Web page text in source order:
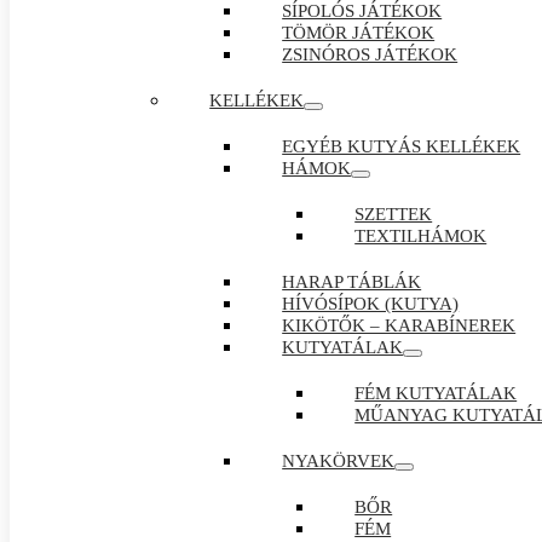
SÍPOLÓS JÁTÉKOK
TÖMÖR JÁTÉKOK
ZSINÓROS JÁTÉKOK
KELLÉKEK
EGYÉB KUTYÁS KELLÉKEK
HÁMOK
SZETTEK
TEXTILHÁMOK
HARAP TÁBLÁK
HÍVÓSÍPOK (KUTYA)
KIKÖTŐK – KARABÍNEREK
KUTYATÁLAK
FÉM KUTYATÁLAK
MŰANYAG
NYAKÖRVEK
BŐR
FÉM